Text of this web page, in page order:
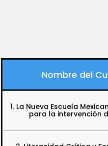
Nombre del
1. La Nueva Escuela
para la intervención